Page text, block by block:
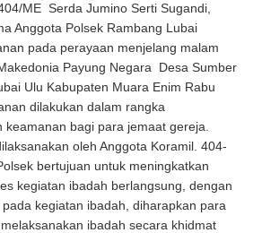
ME Serda Jumino Serti Sugandi,
Anggota Polsek Rambang Lubai
pada perayaan menjelang malam
Payung Negara Desa Sumber
Ulu Kabupaten Muara Enim Rabu
dilakukan dalam rangka
keamanan bagi para jemaat gereja.
oleh Anggota Koramil. 404-
bertujuan untuk meningkatkan
kegiatan ibadah berlangsung, dengan
kegiatan ibadah, diharapkan para
ibadah secara khidmat